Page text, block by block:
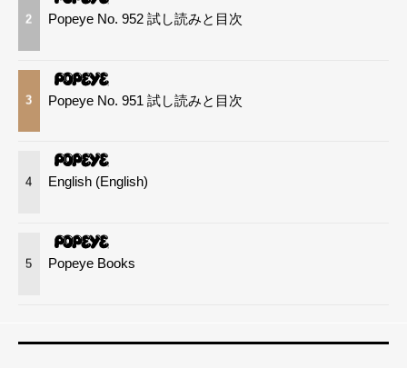
2 Popeye No. 952 試し読みと目次
3 Popeye No. 951 試し読みと目次
4 English (English)
5 Popeye Books